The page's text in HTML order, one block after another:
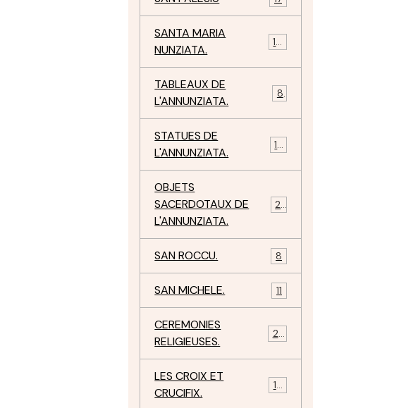
SANTA MARIA
NUNZIATA.
10
TABLEAUX DE
L'ANNUNZIATA.
8
STATUES DE
L'ANNUNZIATA.
15
OBJETS
SACERDOTAUX DE
L'ANNUNZIATA.
24
SAN ROCCU. 8
SAN MICHELE. 11
CEREMONIES
RELIGIEUSES.
23
LES CROIX ET
CRUCIFIX.
18